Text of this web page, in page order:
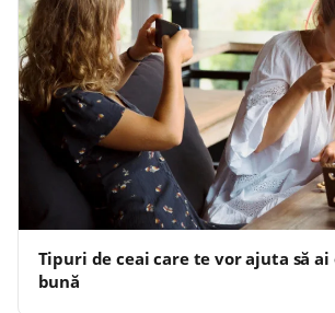
Tipuri de ceai care te vor ajuta să ai
bună